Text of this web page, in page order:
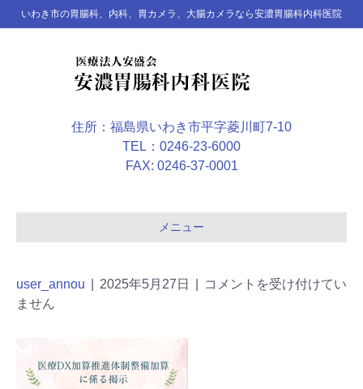
いわき市の胃腸科、内科、胃カメラ、大腸カメラなら安濃胃腸科内科医院
住所：福島県いわき市平字菱川町7-10
TEL：0246-23-6000
FAX: 0246-37-0001
メニュー
user_annou 2025年5月27日
コメントを受け付けてい
ません